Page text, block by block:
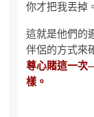
你才把我丟掉
這就是他們的
伴侶的方式來
尊心賭這一次
樣。